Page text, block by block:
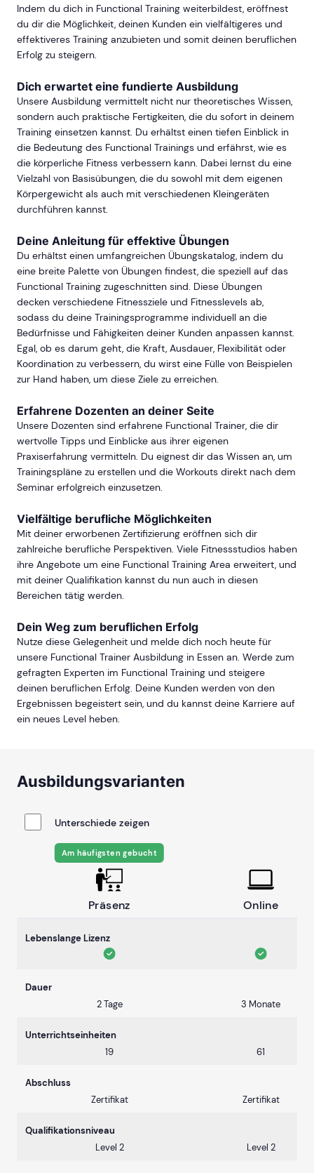
Indem du dich in Functional Training weiterbildest, eröffnest
du dir die Möglichkeit, deinen Kunden ein vielfältigeres und
effektiveres Training anzubieten und somit deinen beruflichen
Erfolg zu steigern.
Dich erwartet eine fundierte Ausbildung
Unsere Ausbildung vermittelt nicht nur theoretisches Wissen,
sondern auch praktische Fertigkeiten, die du sofort in deinem
Training einsetzen kannst. Du erhältst einen tiefen Einblick in
die Bedeutung des Functional Trainings und erfährst, wie es
die körperliche Fitness verbessern kann. Dabei lernst du eine
Vielzahl von Basisübungen, die du sowohl mit dem eigenen
Körpergewicht als auch mit verschiedenen Kleingeräten
durchführen kannst.
Deine Anleitung für effektive Übungen
Du erhältst einen umfangreichen Übungskatalog, indem du
eine breite Palette von Übungen findest, die speziell auf das
Functional Training zugeschnitten sind. Diese Übungen
decken verschiedene Fitnessziele und Fitnesslevels ab,
sodass du deine Trainingsprogramme individuell an die
Bedürfnisse und Fähigkeiten deiner Kunden anpassen kannst.
Egal, ob es darum geht, die Kraft, Ausdauer, Flexibilität oder
Koordination zu verbessern, du wirst eine Fülle von Beispielen
zur Hand haben, um diese Ziele zu erreichen.
Erfahrene Dozenten an deiner Seite
Unsere Dozenten sind erfahrene Functional Trainer, die dir
wertvolle Tipps und Einblicke aus ihrer eigenen
Praxiserfahrung vermitteln. Du eignest dir das Wissen an, um
Trainingspläne zu erstellen und die Workouts direkt nach dem
Seminar erfolgreich einzusetzen.
Vielfältige berufliche Möglichkeiten
Mit deiner erworbenen Zertifizierung eröffnen sich dir
zahlreiche berufliche Perspektiven. Viele Fitnessstudios haben
ihre Angebote um eine Functional Training Area erweitert, und
mit deiner Qualifikation kannst du nun auch in diesen
Bereichen tätig werden.
Dein Weg zum beruflichen Erfolg
Nutze diese Gelegenheit und melde dich noch heute für
unsere Functional Trainer Ausbildung in Essen an. Werde zum
gefragten Experten im Functional Training und steigere
deinen beruflichen Erfolg. Deine Kunden werden von den
Ergebnissen begeistert sein, und du kannst deine Karriere auf
ein neues Level heben.
Ausbildungsvarianten
Unterschiede zeigen
Präsenz
Am häufigsten gebucht
Online
Lebenslange Lizenz
Dauer
2 Tage
3 Monate
Unterrichtseinheiten
19
61
Abschluss
Zertifikat
Zertifikat
Qualifikationsniveau
Level 2
Level 2